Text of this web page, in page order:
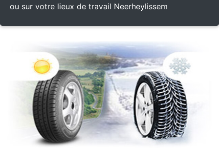
ou sur votre lieux de travail Neerheylissem